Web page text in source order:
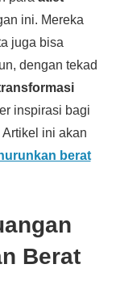
ini. Mereka
juga bisa
dengan tekad
inspirasi bagi
ini akan
berat
Berat